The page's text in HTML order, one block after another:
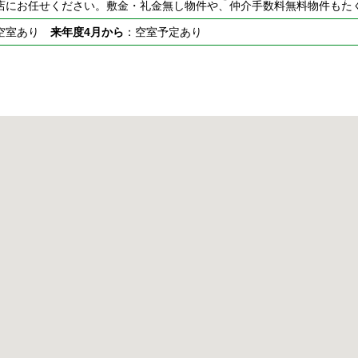
にお任せください。敷金・礼金無し物件や、仲介手数料無料物件もた
室あり 来年度4月から ：空室予定あり